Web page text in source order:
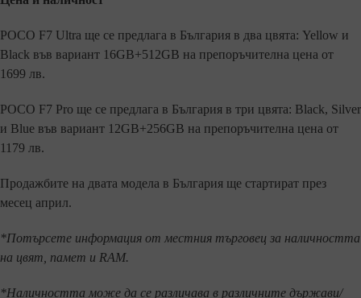
POCO F7 Ultra ще се предлага в България в два цвята: Yellow и
Black във вариант 16GB+512GB на препоръчителна цена от
1699 лв.
POCO F7 Pro ще се предлага в България в три цвята: Black, Silver
и Blue във вариант 12GB+256GB на препоръчителна цена от
1179 лв.
Продажбите на двата модела в България ще стартират през
месец април.
*Потърсете информация от местния търговец за наличността
на цвят, памет и RAM.
*Наличността може да се различава в различните държави/